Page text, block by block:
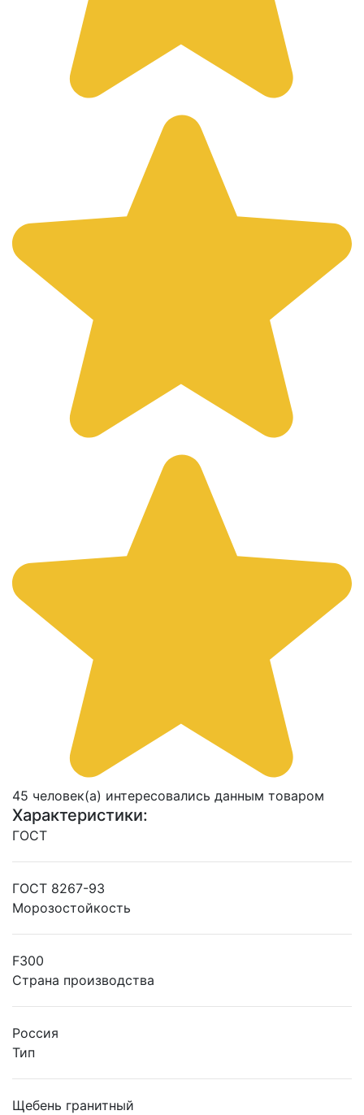
45 человек(а) интересовались данным товаром
Характеристики:
ГОСТ
ГОСТ 8267-93
Морозостойкость
F300
Страна производства
Россия
Тип
Щебень гранитный